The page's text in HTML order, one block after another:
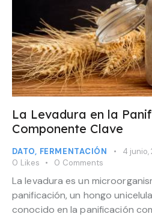
La Levadura en la
Componente Clave
DATO, FERMENTACIÓN 4 junio,
0 Likes 0 Comments
La levadura es un
panificación, un hongo
conocido en la panificación